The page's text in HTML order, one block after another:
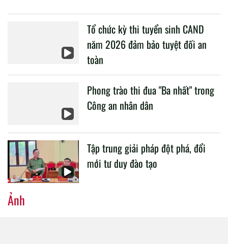
liên quan đến công tác giáo dục và đào tạo của lực lượng
Tổ chức kỳ thi tuyển sinh CAND
năm 2026 đảm bảo tuyệt đối an
toàn
Phong trào thi đua "Ba nhất" trong
Công an nhân dân
Tập trung giải pháp đột phá, đổi
mới tư duy đào tạo
Ảnh